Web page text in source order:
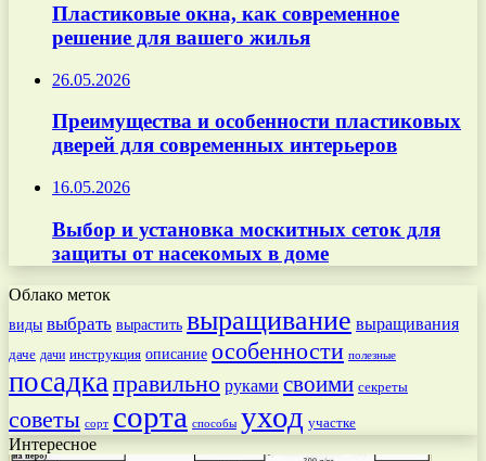
Пластиковые окна, как современное
решение для вашего жилья
26.05.2026
Преимущества и особенности пластиковых
дверей для современных интерьеров
16.05.2026
Выбор и установка москитных сеток для
защиты от насекомых в доме
Облако меток
виды выбрать вырастить выращивание выращивания
даче дачи инструкция описание особенности полезные
посадкаправильно руками своими секреты
советы сорт сорта способы уход участке
Интересное